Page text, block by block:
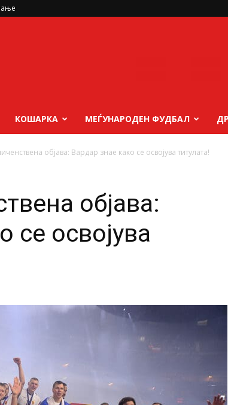
КОШАРКА МЕЃУНАРОДЕН ФУДБАЛ
објава: Вардар знае како се освојува титулата!
објава:
се освојува